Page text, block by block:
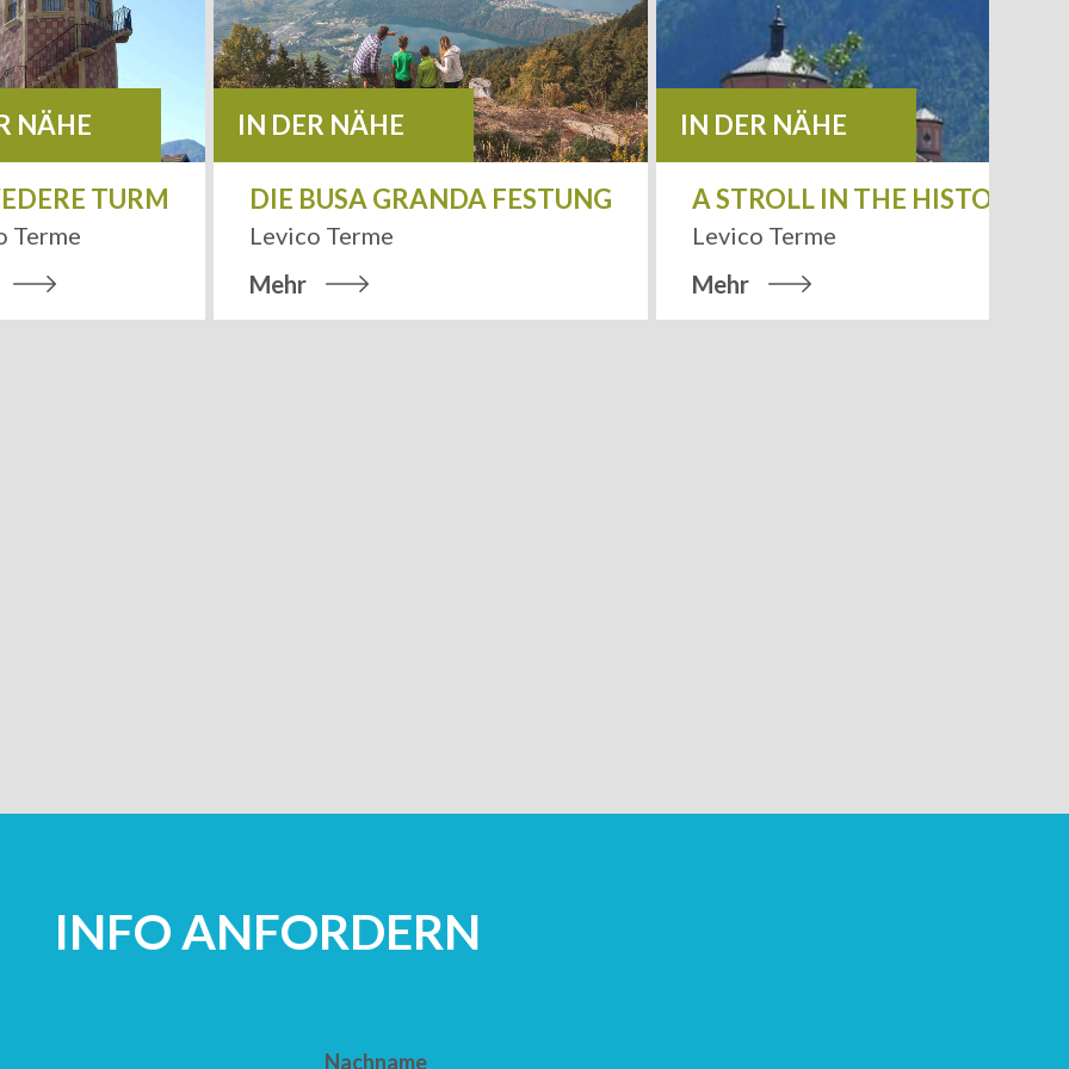
Leaflet| Tiles ©MapQuest
NÄHE
TURM
Terme
IN DER NÄHE
DIE BUSA GRANDA FESTUNG
Levico Terme
Mehr
IN DER NÄHE
A STROLL IN THE
Levico Terme
Mehr
INFO ANFORDERN
Nachname